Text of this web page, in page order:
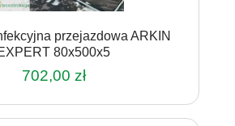
przejazdowa ARKIN
80x500x5
702,00 zł